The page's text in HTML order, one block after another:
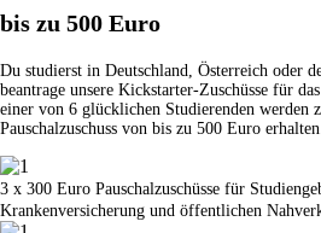
bis zu 500 Euro
Du studierst in Deutschland, Österreich oder
beantrage unsere Kickstarter-Zuschüsse für
einer von 6 glücklichen Studierenden werden
Pauschalzuschuss von bis zu 500 Euro erhalten.
3 x 300 Euro Pauschalzuschüsse für
Krankenversicherung und öffentlichen